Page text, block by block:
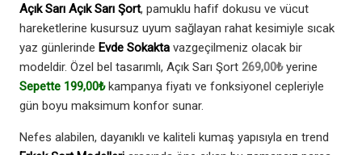
Açık Sarı Açık Sarı Şort, pamuklu hafif dokusu ve vücut
hareketlerine kusursuz uyum sağlayan rahat kesimiyle sıcak
yaz günlerinde Evde Sokakta vazgeçilmeniz olacak bir
modeldir. Özel bel tasarımlı, Açık Sarı Şort 269,00₺yerine
Sepette 199,00₺kampanya fiyatı ve fonksiyonel cepleriyle
gün boyu maksimum konfor sunar.
Nefes alabilen, dayanıklı ve kaliteli kumaş yapısıyla en trend